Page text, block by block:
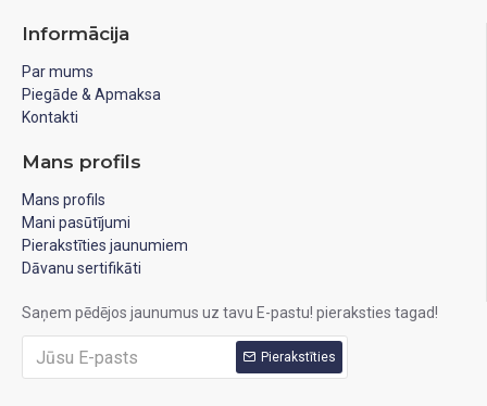
Informācija
Par mums
Piegāde & Apmaksa
Kontakti
Mans profils
Mans profils
Mani pasūtījumi
Pierakstīties jaunumiem
Dāvanu sertifikāti
Saņem pēdējos jaunumus uz tavu E-pastu! pieraksties tagad!
Pierakstīties